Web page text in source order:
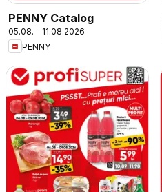
PENNY Catalog
05.08. - 11.08.2026
PENNY